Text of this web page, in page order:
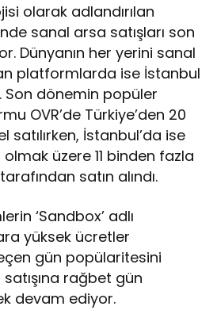
olarak adlandırılan
sanal arsa satışları son
Dünyanın her yerini sanal
platformlarda ise İstanbul
Son dönemin popüler
OVR’de Türkiye’den 20
İstanbul’da ise
üzere 11 binden fazla
satın alındı.
‘Sandbox’ adlı
yüksek ücretler
gün popülaritesini
rağbet gün
devam ediyor.